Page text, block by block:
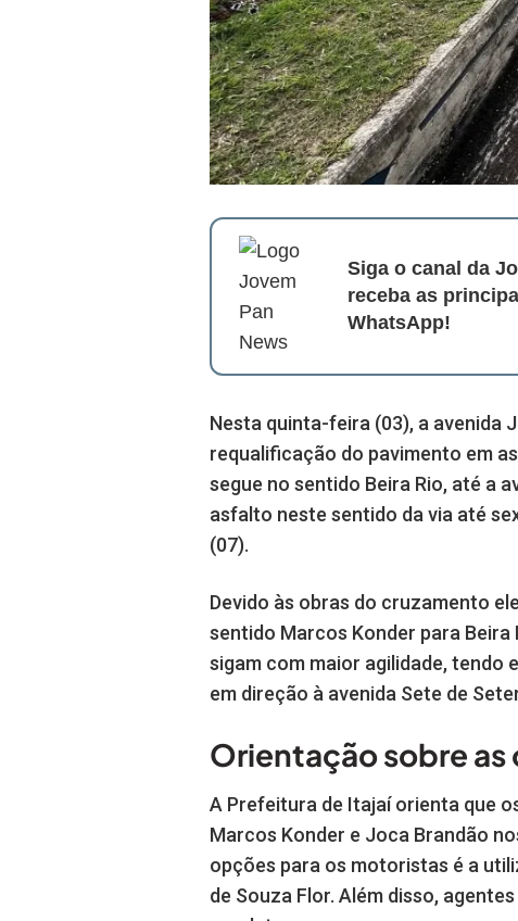
Siga o canal da
receba as
WhatsApp!
Nesta quinta-feira (03), a avenida
requalificação do pavimento em
segue no sentido Beira Rio, até a
asfalto neste sentido da via até
(07).
Devido às obras do cruzamento
sentido Marcos Konder para
sigam com maior agilidade, tendo
em direção à avenida Sete de
Orientação sobre as
A Prefeitura de Itajaí orienta que
Marcos Konder e Joca Brandão
opções para os motoristas é a
de Souza Flor. Além disso,